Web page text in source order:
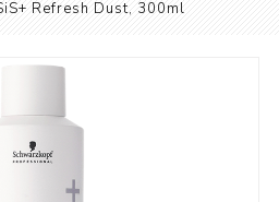
Refresh Dust, 300ml